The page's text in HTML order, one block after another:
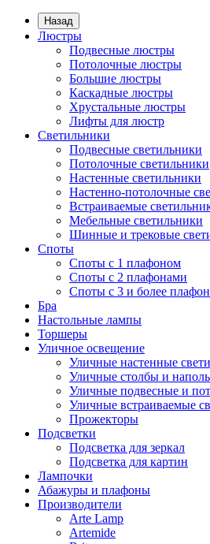
Назад
Люстры
Подвесные люстры
Потолочные люстры
Большие люстры
Каскадные люстры
Хрустальные люстры
Лифты для люстр
Светильники
Подвесные светильники
Потолочные светильники
Настенные светильники
Настенно-потолочные
Встраиваемые
Мебельные светильники
Шинные и трековые
Споты
Споты с 1 плафоном
Споты с 2 плафонами
Споты с 3 и более
Бра
Настольные лампы
Торшеры
Уличное освещение
Уличные настенные
Уличные столбы и
Уличные подвесные и
Уличные встраиваемые
Прожекторы
Подсветки
Подсветка для зеркал
Подсветка для картин
Лампочки
Абажуры и плафоны
Производители
Arte Lamp
Artemide